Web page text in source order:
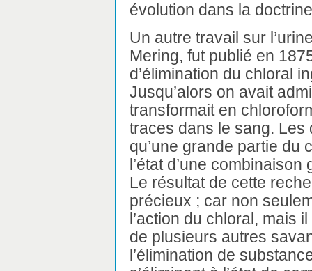
évolution dans la
Un autre travail sur
Mering, fut publié en
d’élimination du chloral
Jusqu’alors on avait
transformait en
traces dans le sang.
qu’une grande partie du
l’état d’une
Le résultat de cette
précieux ; car non
l’action du chloral, mais
de plusieurs autres
l’élimination de